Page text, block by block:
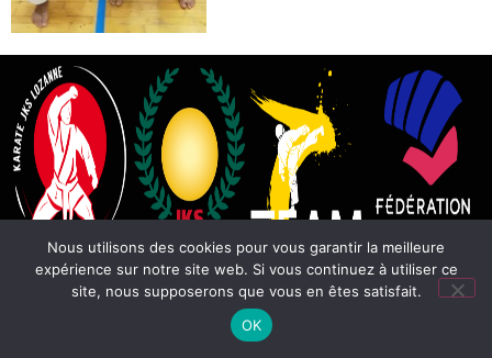
Nous utilisons des cookies pour vous garantir la meilleure
expérience sur notre site web. Si vous continuez à utiliser ce
site, nous supposerons que vous en êtes satisfait.
OK